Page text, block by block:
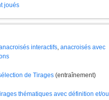
joués
interactifs, anacroisés avec
de Tirages (entraînement)
thématiques avec définition et/ou